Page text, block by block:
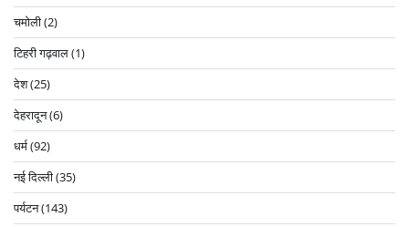
चमोली(2)
टिहरी गढ़वाल(1)
देश(25)
देहरादून(6)
धर्म(92)
नई दिल्ली(35)
पर्यटन(143)